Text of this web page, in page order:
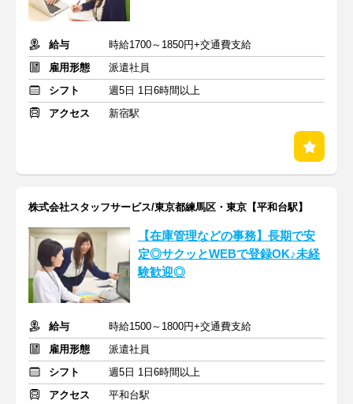
給与
時給1700～1850円+交通費支給
雇用形態
派遣社員
シフト
週5日 1日6時間以上
アクセス
新宿駅
株式会社スタッフサービス/東京都練馬区・東京【平和台駅】
【在庫管理などの事務】長期で安
定◎サクッとWEBで登録OK♪未経
験歓迎◎
給与
時給1500～1800円+交通費支給
雇用形態
派遣社員
シフト
週5日 1日6時間以上
アクセス
平和台駅